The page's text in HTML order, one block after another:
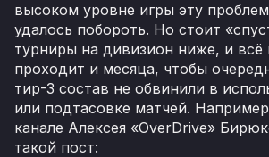
высоком уровне игры эту
удалось побороть. Но стоит
турниры на дивизион ниже, и всё
проходит и месяца, чтобы
тир-3 состав не обвинили в
или подтасовке матчей.
канале Алексея «OverDrive»
такой пост: